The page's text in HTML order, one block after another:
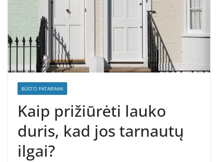
BŪSTO PATARIMAI
Kaip prižiūrėti lauko
duris, kad jos tarnautų
ilgai?